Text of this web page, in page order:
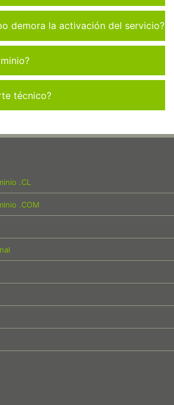
demora la activación del servicio?
técnico?
.CL
.COM